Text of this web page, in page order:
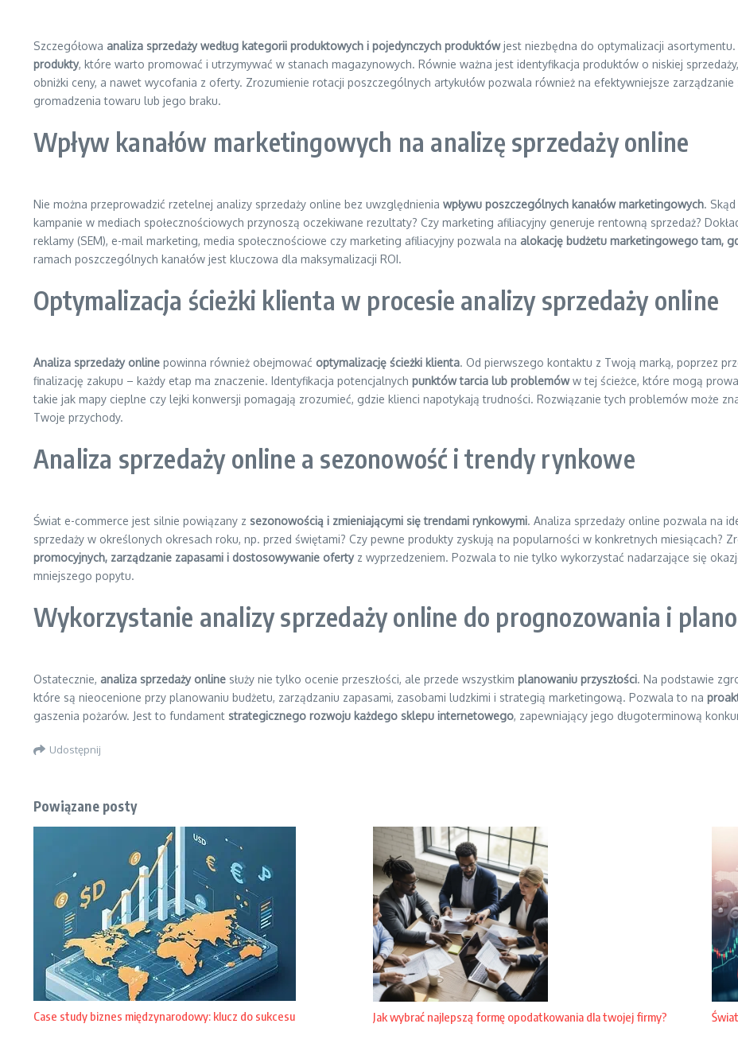
Szczegółowa analiza sprzedaży według kategorii produktowych i pojedynczych produktówjest niezbędna do optymalizacji
produkty, które warto promować i utrzymywać w stanach magazynowych. Równie ważna jest identyfikacja produktów o niskiej
obniżki ceny, a nawet wycofania z oferty. Zrozumienie rotacji poszczególnych artykułów pozwala również na efektywniejsze
gromadzenia towaru lub jego braku.
Wpływ kanałów marketingowych na analizę sprzedaży online
Nie można przeprowadzić rzetelnej analizy sprzedaży online bez uwzględnienia wpływu poszczególnych kanałów marketingowych.
kampanie w mediach społecznościowych przynoszą oczekiwane rezultaty? Czy marketing afiliacyjny generuje rentowną sprzedaż?
reklamy (SEM), e-mail marketing, media społecznościowe czy marketing afiliacyjny pozwala na alokację budżetu marketingowego tam,
ramach poszczególnych kanałów jest kluczowa dla maksymalizacji ROI.
Optymalizacja ścieżki klienta w procesie analizy sprzedaży online
Analiza sprzedaży online powinna również obejmować optymalizację ścieżki klienta. Od pierwszego kontaktu z Twoją marką, poprzez
finalizację zakupu – każdy etap ma znaczenie. Identyfikacja potencjalnych punktów tarcia lub problemóww tej ścieżce, które mogą
takie jak mapy cieplne czy lejki konwersji pomagają zrozumieć, gdzie klienci napotykają trudności. Rozwiązanie tych problemów może
Twoje przychody.
Analiza sprzedaży online a sezonowość i trendy rynkowe
Świat e-commerce jest silnie powiązany z sezonowością i zmieniającymi się trendami rynkowymi. Analiza sprzedaży online pozwala na
sprzedaży w określonych okresach roku, np. przed świętami? Czy pewne produkty zyskują na popularności w konkretnych miesiącach?
promocyjnych, zarządzanie zapasami i dostosowywanie ofertyz wyprzedzeniem. Pozwala to nie tylko wykorzystać nadarzające się
mniejszego popytu.
Wykorzystanie analizy sprzedaży online do prognozowania i
Ostatecznie, analiza sprzedaży online służy nie tylko ocenie przeszłości, ale przede wszystkim planowaniu przyszłości. Na podstawie
które są nieocenione przy planowaniu budżetu, zarządzaniu zapasami, zasobami ludzkimi i strategią marketingową. Pozwala to na
gaszenia pożarów. Jest to fundament strategicznego rozwoju każdego sklepu internetowego, zapewniający jego długoterminową
Udostępnij
Powiązane posty
Case study biznes międzynarodowy: klucz do sukcesu Jak wybrać najlepszą formę opodatkowania dla twojej firmy?